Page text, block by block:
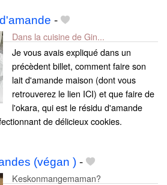
-
Dans la cuisine de Gin...
Je vous avais expliqué dans un
précèdent billet, comment faire son
lait d'amande maison (dont vous
retrouverez le lien ICI) et que faire de
l'okara, qui est le résidu d'amande
de délicieux cookies.
(végan ) -
Keskonmangemaman?